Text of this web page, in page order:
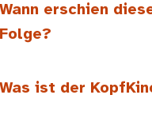
Wann erschien
Folge?
Was ist der